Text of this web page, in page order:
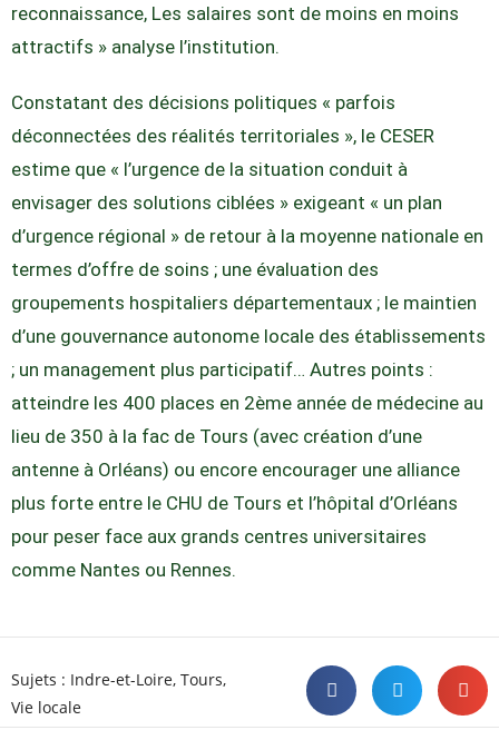
reconnaissance, Les salaires sont de moins en moins
attractifs » analyse l’institution.
Constatant des décisions politiques « parfois
déconnectées des réalités territoriales », le CESER
estime que « l’urgence de la situation conduit à
envisager des solutions ciblées » exigeant « un plan
d’urgence régional » de retour à la moyenne nationale en
termes d’offre de soins ; une évaluation des
groupements hospitaliers départementaux ; le maintien
d’une gouvernance autonome locale des établissements
; un management plus participatif… Autres points :
atteindre les 400 places en 2ème année de médecine au
lieu de 350 à la fac de Tours (avec création d’une
antenne à Orléans) ou encore encourager une alliance
plus forte entre le CHU de Tours et l’hôpital d’Orléans
pour peser face aux grands centres universitaires
comme Nantes ou Rennes.
Sujets : Indre-et-Loire, Tours,
Vie locale